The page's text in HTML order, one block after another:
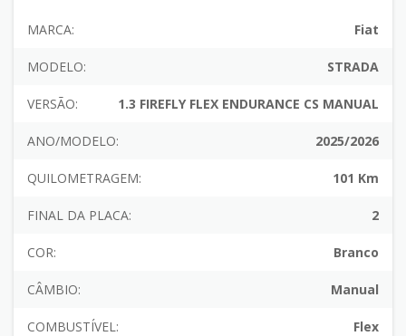
MARCA: Fiat
MODELO: STRADA
VERSÃO: 1.3 FIREFLY FLEX ENDURANCE CS MANUAL
ANO/MODELO: 2025/2026
QUILOMETRAGEM: 101 Km
FINAL DA PLACA: 2
COR: Branco
CÂMBIO: Manual
COMBUSTÍVEL: Flex